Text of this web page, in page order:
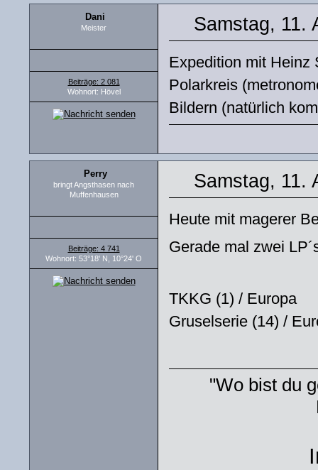
Dani
Meister
Beiträge: 2 081
Wohnort: Hövel
Samstag, 11.
Expedition mit Heinz
Polarkreis
Bildern (natürlich
Perry
bringt Angsthasen nach
Muffenhausen
Beiträge: 4 741
Wohnort: 53°18' N, 10°24' O
Samstag, 11.
Heute mit magerer
Gerade mal zwei
TKKG (1) / Europa
Gruselserie (14) /
"Wo bist du